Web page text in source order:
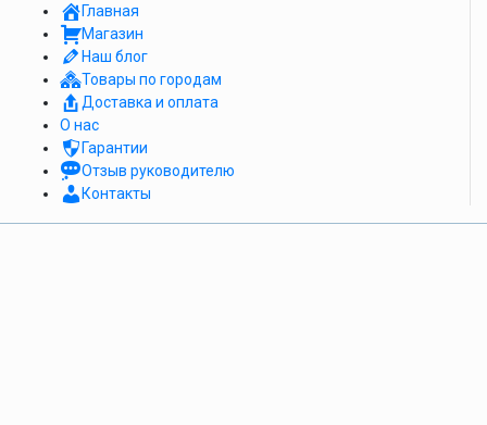
Главная
Магазин
Наш блог
Товары по городам
Доставка и оплата
О нас
Гарантии
Отзыв руководителю
Контакты